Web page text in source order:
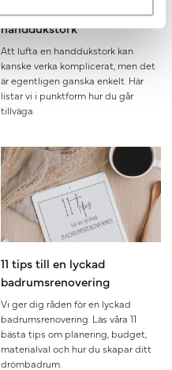
handdukstork
Att lufta en handdukstork kan
kanske verka komplicerat, men det
är egentligen ganska enkelt. Här
listar vi i punktform hur du går
tillväga.
11 tips till en lyckad
badrumsrenovering
Vi ger dig råden för en lyckad
badrumsrenovering. Läs våra 11
bästa tips om planering, budget,
materialval och hur du skapar ditt
drömbadrum.